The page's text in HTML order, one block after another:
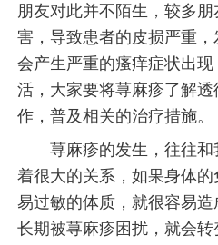
朋友对此并不陌生，较多
害，导致患者的皮损严重，
会产生严重的瘙痒症状出
活，大家要将荨麻疹了解
作，普及相关的治疗措施。
荨麻疹的发生，往往和
着很大的关系，如果身体
易过敏的体质，就很容易
长期被荨麻疹困扰，就会